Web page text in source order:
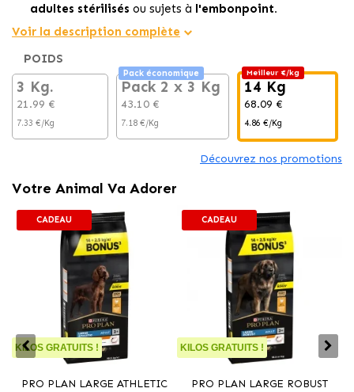
adultes stérilisés ou sujets à l'embonpoint.
Recette riche en protéines
ingrédient principal, la
Saformule à faible teneur en matières grasses
Voir la description complète
POIDS
3 Kg.
21.99 €
7.33 €/Kg
Pack économique
Pack 2 x 3 Kg
43.10 €
7.18 €/Kg
Meilleur €/kg
14 Kg
68.09 €
4.86 €/Kg
Découvrez nos promotions
Votre Animal Va Adorer
CADEAU
KILOS GRATUITS !
PRO PLAN LARGE ATHLETIC
CADEAU
KILOS GRATUITS !
PRO PLAN LARGE ROBUST